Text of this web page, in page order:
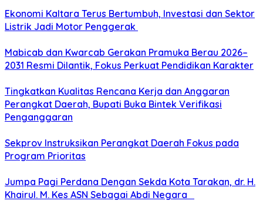
Ekonomi Kaltara Terus Bertumbuh, Investasi dan Sektor
Listrik Jadi Motor Penggerak
Mabicab dan Kwarcab Gerakan Pramuka Berau 2026–
2031 Resmi Dilantik, Fokus Perkuat Pendidikan Karakter
Tingkatkan Kualitas Rencana Kerja dan Anggaran
Perangkat Daerah, Bupati Buka Bintek Verifikasi
Penganggaran
Sekprov Instruksikan Perangkat Daerah Fokus pada
Program Prioritas
Jumpa Pagi Perdana Dengan Sekda Kota Tarakan, dr. H.
Khairul. M. Kes ASN Sebagai Abdi Negara